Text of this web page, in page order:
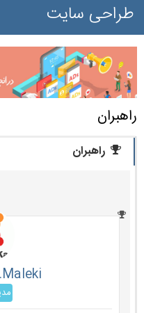
طراحی سایت
راهبران
راهبران